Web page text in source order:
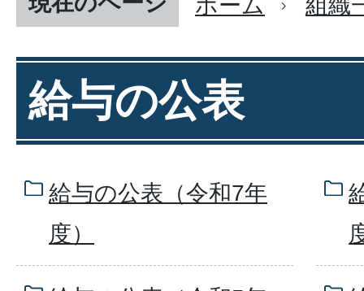
ホーム 組織
給与の公表
給与の公表（令和7年
度）